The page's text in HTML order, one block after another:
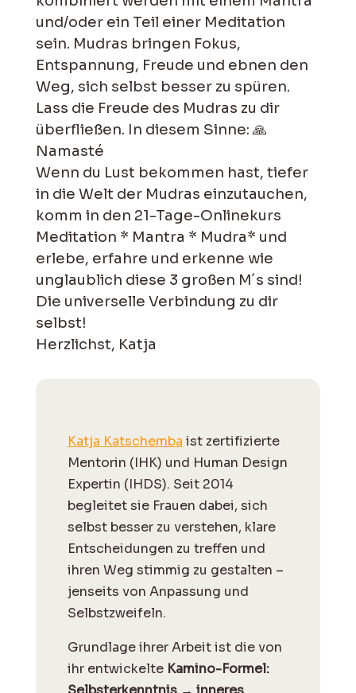
und/oder ein Teil einer Meditation
sein. Mudras bringen Fokus,
Entspannung, Freude und ebnen den
Weg, sich selbst besser zu spüren.
Lass die Freude des Mudras zu dir
überfließen. In diesem Sinne: 🙏
Namasté
Wenn du Lust bekommen hast, tiefer
in die Welt der Mudras einzutauchen,
komm in den 21-Tage-Onlinekurs
Meditation * Mantra * Mudra* und
erlebe, erfahre und erkenne wie
unglaublich diese 3 großen M´s sind!
Die universelle Verbindung zu dir
selbst!
Herzlichst, Katja
Katja Katschemba ist zertifizierte
Mentorin (IHK) und Human Design
Expertin (IHDS). Seit 2014
begleitet sie Frauen dabei, sich
selbst besser zu verstehen, klare
Entscheidungen zu treffen und
ihren Weg stimmig zu gestalten –
jenseits von Anpassung und
Selbstzweifeln.
Grundlage ihrer Arbeit ist die von
ihr entwickelte Kamino-Formel: